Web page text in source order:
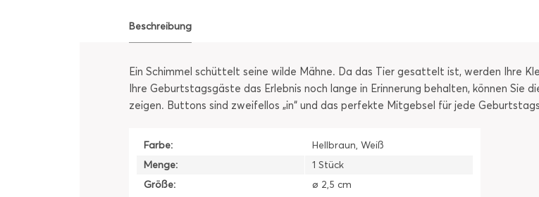
Beschreibung
Ein Schimmel schüttelt seine wilde Mähne. Da das Tier gesattelt ist, werden Ihre
Ihre Geburtstagsgäste das Erlebnis noch lange in Erinnerung behalten, können Sie
zeigen. Buttons sind zweifellos „in“ und das perfekte Mitgebsel für jede
Farbe:
Hellbraun, Weiß
Menge:
1 Stück
Größe:
ø 2,5 cm